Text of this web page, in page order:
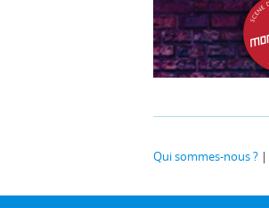
Qui sommes-nous ?